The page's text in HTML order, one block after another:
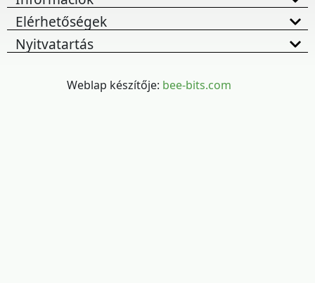
Elérhetőségek
Nyitvatartás
Weblap készítője: bee-bits.com